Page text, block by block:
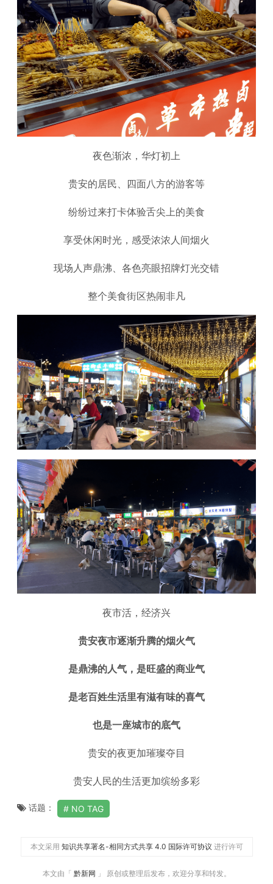
夜色渐浓，华灯初上
贵安的居民、四面八方的游客等
纷纷过来打卡体验舌尖上的美食
享受休闲时光，感受浓浓人间烟火
现场人声鼎沸、各色亮眼招牌灯光交错
整个美食街区热闹非凡
夜市活，经济兴
贵安夜市逐渐升腾的烟火气
是鼎沸的人气，是旺盛的商业气
是老百姓生活里有滋有味的喜气
也是一座城市的底气
贵安的夜更加璀璨夺目
贵安人民的生活更加缤纷多彩
话题： NO TAG
本文采用 知识共享署名-相同方式共享 4.0 国际许可协议 进行许可
本文由「 黔新网 」 原创或整理后发布，欢迎分享和转发。